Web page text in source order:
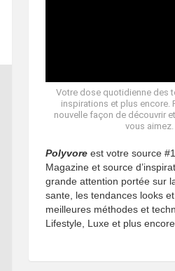
Votre dose quotidienne des
inspirations et plus encore.
nouvelle façon de découvrir
vous aimez.
Polyvore est votre source
Magazine et source
grande attention portée sur
sante, les tendances looks
meilleures méthodes et
Lifestyle, Luxe et plus encore.